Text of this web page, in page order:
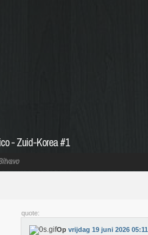
- Zuid-Korea #1
quote:
Op vrijdag 19 juni 2026 05:11